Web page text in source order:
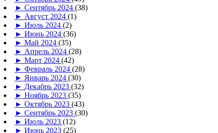
► Сентябрь 2024 (38)
► Август 2024 (1)
► Июль 2024 (2)
► Июнь 2024 (36)
► Май 2024 (35)
► Апрель 2024 (28)
► Март 2024 (42)
► Февраль 2024 (28)
► Январь 2024 (30)
► Декабрь 2023 (32)
► Ноябрь 2023 (35)
► Октябрь 2023 (43)
► Сентябрь 2023 (30)
► Июль 2023 (12)
► Июнь 2023 (25)